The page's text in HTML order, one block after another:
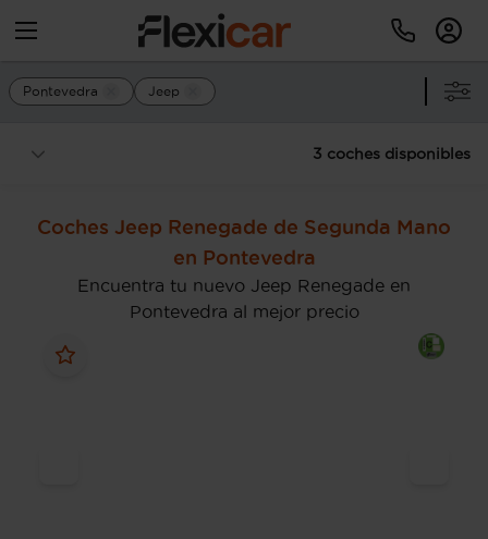
Pontevedra Jeep
3 coches disponibles
Coches Jeep Renegade de Segunda Mano
en Pontevedra
Encuentra tu nuevo Jeep Renegade en
Pontevedra al mejor precio